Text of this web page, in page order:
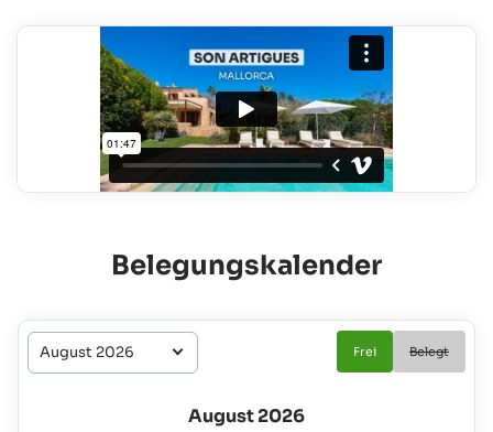
Belegungskalender
Frei Belegt
August 2026